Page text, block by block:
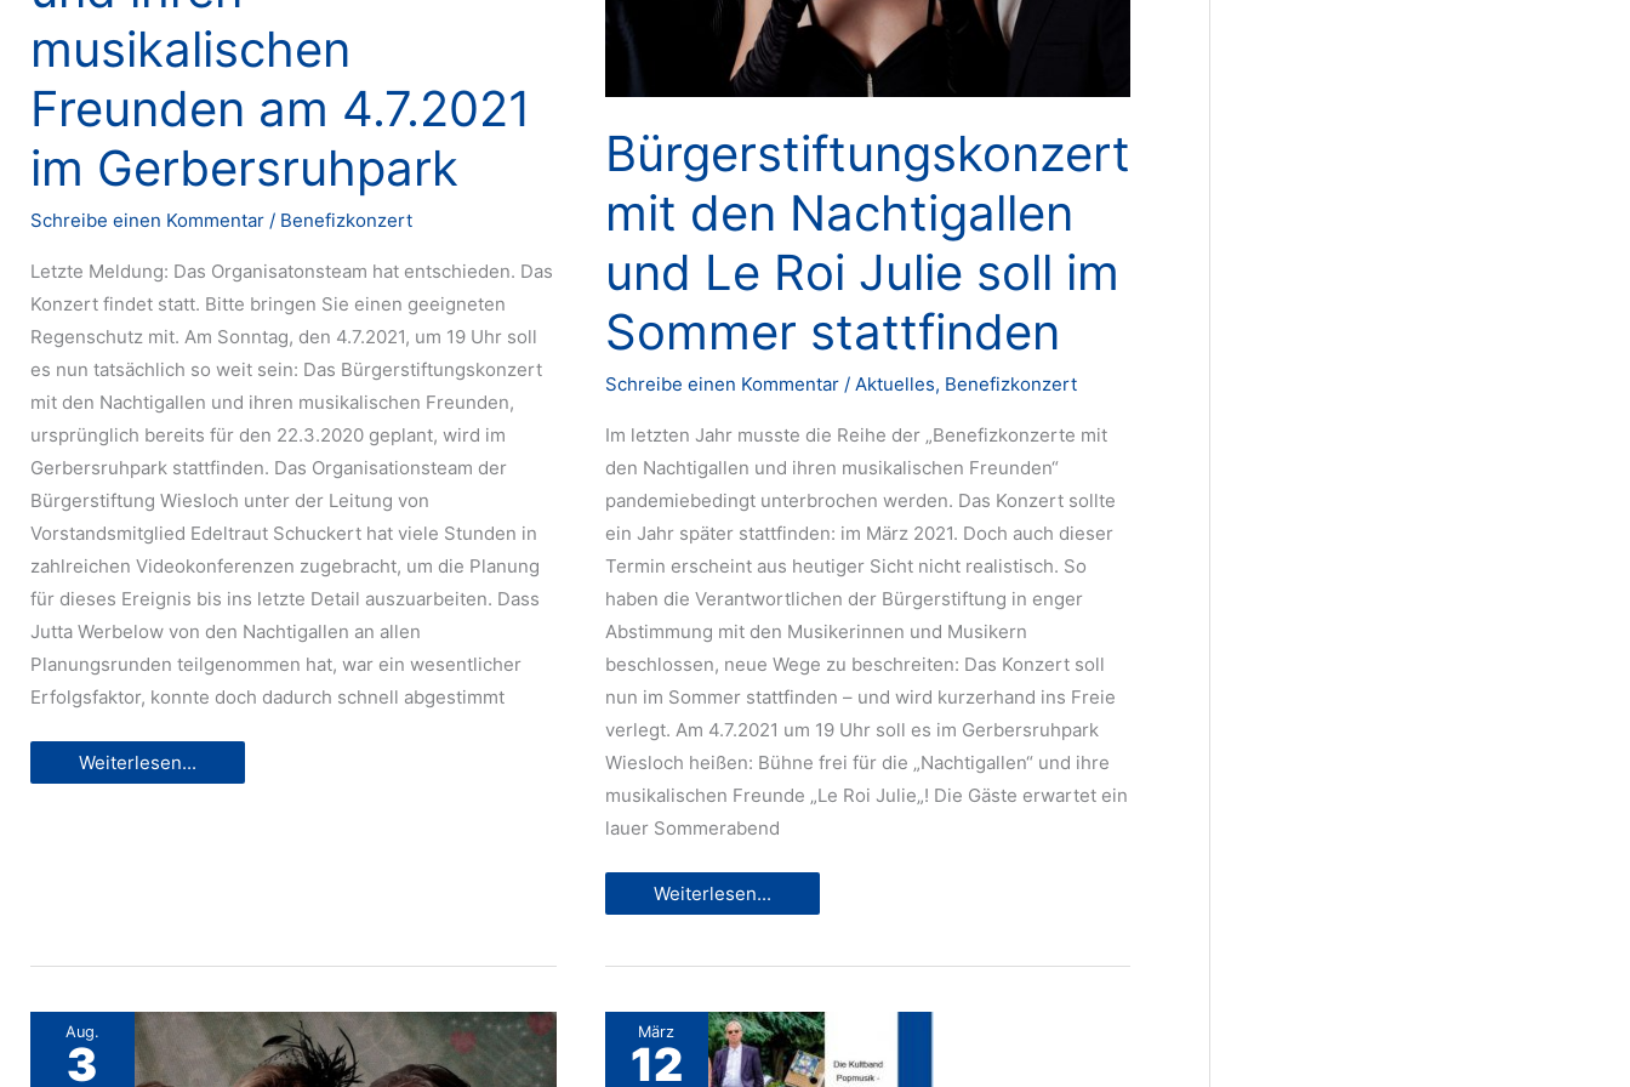
musikalischen
Freunden am 4.7.2021
im Gerbersruhpark
Schreibe einen Kommentar / Benefizkonzert
Letzte Meldung: Das Organisatonsteam hat entschieden. Das
Konzert findet statt. Bitte bringen Sie einen geeigneten
Regenschutz mit. Am Sonntag, den 4.7.2021, um 19 Uhr soll
es nun tatsächlich so weit sein: Das Bürgerstiftungskonzert
mit den Nachtigallen und ihren musikalischen Freunden,
ursprünglich bereits für den 22.3.2020 geplant, wird im
Gerbersruhpark stattfinden. Das Organisationsteam der
Bürgerstiftung Wiesloch unter der Leitung von
Vorstandsmitglied Edeltraut Schuckert hat viele Stunden in
zahlreichen Videokonferenzen zugebracht, um die Planung
für dieses Ereignis bis ins letzte Detail auszuarbeiten. Dass
Jutta Werbelow von den Nachtigallen an allen
Planungsrunden teilgenommen hat, war ein wesentlicher
Erfolgsfaktor, konnte doch dadurch schnell abgestimmt
Bürgerstiftungskonzert
mit
Gerbersruhpark
Weiterlesen...
Bürgerstiftungskonzert
mit den Nachtigallen
und Le Roi Julie soll im
Sommer stattfinden
Schreibe einen Kommentar / Aktuelles, Benefizkonzert
Im letzten Jahr musste die Reihe der „Benefizkonzerte mit
den Nachtigallen und ihren musikalischen Freunden“
pandemiebedingt unterbrochen werden. Das Konzert sollte
ein Jahr später stattfinden: im März 2021. Doch auch dieser
Termin erscheint aus heutiger Sicht nicht realistisch. So
haben die Verantwortlichen der Bürgerstiftung in enger
Abstimmung mit den Musikerinnen und Musikern
beschlossen, neue Wege zu beschreiten: Das Konzert soll
nun im Sommer stattfinden – und wird kurzerhand ins Freie
verlegt. Am 4.7.2021 um 19 Uhr soll es im Gerbersruhpark
Wiesloch heißen: Bühne frei für die „Nachtigallen“ und ihre
musikalischen Freunde „Le Roi Julie„! Die Gäste erwartet ein
lauer Sommerabend
Bürgerstiftungskonzert
mit
und
Julie
soll
im
Sommer
Weiterlesen...
Aug.
3
März
12